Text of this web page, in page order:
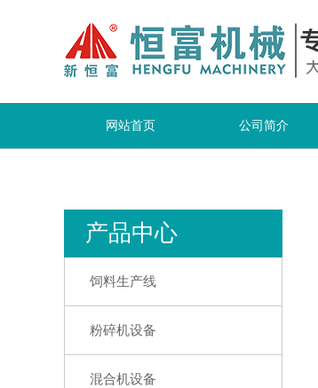
网站首页 公司简介
产品中心
饲料生产线
粉碎机设备
混合机设备